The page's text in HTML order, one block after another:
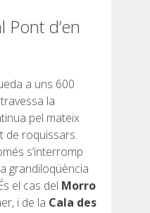
Pont d’en
a uns 600
la
pel mateix
de roquissars.
s’interromp
grandiloqüència
el cas del Morro
i de la Cala des